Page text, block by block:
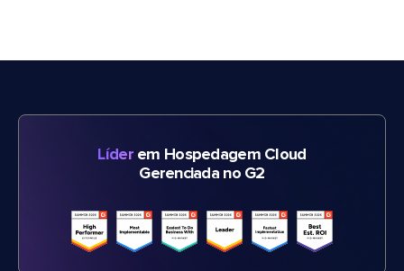
Líderem Hospedagem Cloud
Gerenciada no G2